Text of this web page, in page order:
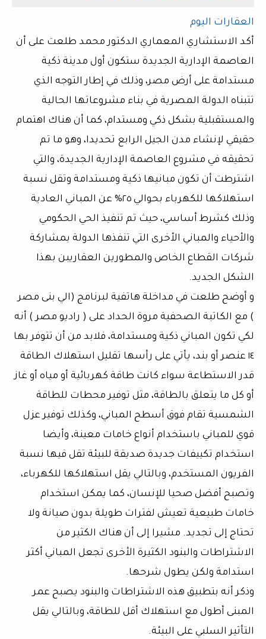
العقارات اليوم
أكد الاستشاري المعماري الدكتور محمد طلعت على أن
العاصمة الإدارية الجديدة ستكون أول مدينة ذكية
مستدامة على أرض مصر، وذلك في إطار التوجه الذي
تتبناه الدولة المصرية في بناء مشروعاتها الحالية
والمستقبلية بشكل ذكي ومستدام، كما أن هناك اهتمام
حقيقي لإنشاء مدن الجيل الرابع تحديدا، وهو ما تم
تحقيقه في مشروع العاصمة الإدارية الجديدة، والتي
اشترطت أن تكون مبانيها ذكية ومستدامة وتقل نسبة
استهلاكها للكهرباء بحوالي ٢٥% عن المباني العادية
وذلك كشرط أساسي، حيث تم تنفيذ الحي الحكومي
والأحياء والمباني الأخرى التي تنفذها الدولة بمشاركة
شركات القطاع الخاص والمطورين العقاريبن بهذا
الشكل الجديد.
و أوضح طلعت في مداخلة هاتفية لبرنامج (الي بنى مصر
) مع الكاتبة الصحفية مروة الحداد على ( راديو مصر ) أنه
لكي تكون المباني ذكية ومستدامة، فلابد من أن تتوفر بها
١٤ عنصر أو بند، يأتي على رأسها تقليل استهلاك الطاقة
قدر الاستطاعة سواء كانت طاقة كهربائية أو مياه أو غاز
أو كل ما يتعلق بالطاقة، مثل توفير محطات للطاقة
الشمسية تقام فوق أسطح المباني، وكذلك توفير عزل
قوي للمباني باستخدام أنواع خامات معينة، وأيضا
استخدام تكييفات جديدة صديقة للبيئة تقل فيها نسبة
الفريون المستخدم، وبالتالي يقل استهلاكها للكهرباء،
وتصبح أفضل صحيا للإنسان، كما يمكن استخدام
خامات طبيعية تعيش لفترات طويلة بدون صيانة ولا
تحتاج إلى تجديد. مشيرا إلى أن هناك الكثير من
الاشتراطات والبنود الكثيرة الأخرى تجعل المباني أكثر
استدامة ولكن يطول شرحها.
وذكر أنه بتطبيق هذه الاشتراطات والبنود يصبح عمر
المبنى أطول مع استهلاك أقل للطاقة، وبالتالي يقل
التأثير السلبي على البيئة.